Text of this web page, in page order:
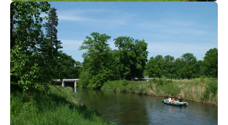
reiterhof-lisk@web.de
www.reiterhof-lisk.de